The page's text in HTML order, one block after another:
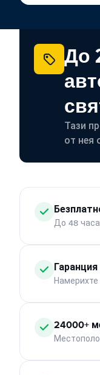
До
Тази
от нея
До 48
24000+